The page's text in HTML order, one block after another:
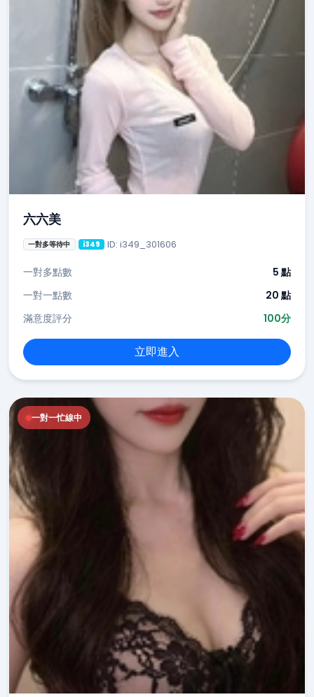
六六美
一對多等待中 i349 ID: i349_301606
一對多點數
5 點
一對一點數
20 點
滿意度評分
100分
立即進入
一對一忙線中